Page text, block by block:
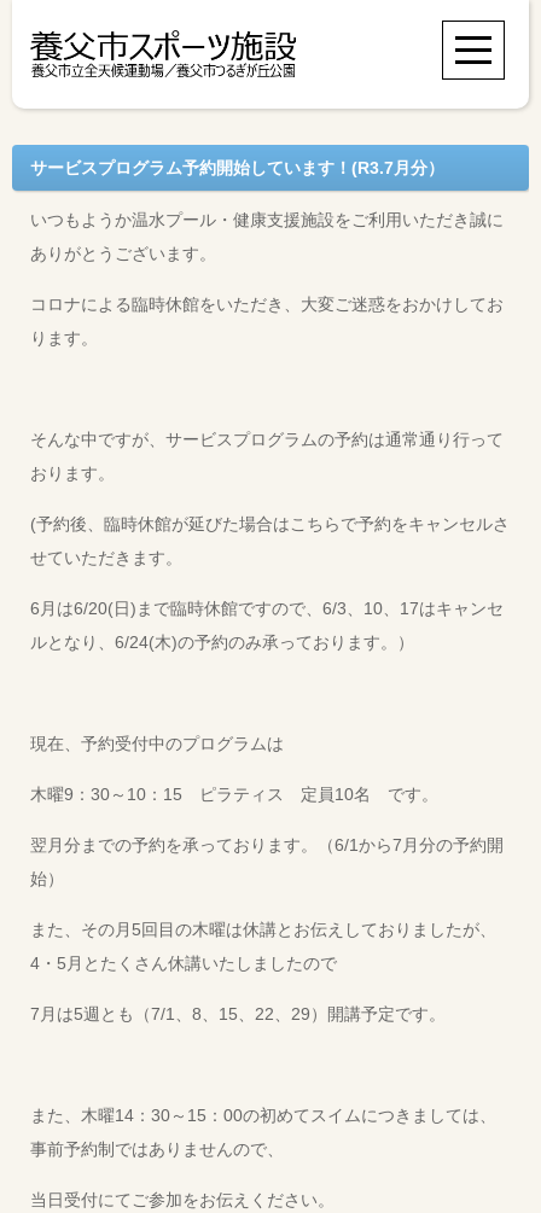
サービスプログラム予約開始しています！(R3.7月分）
いつもようか温水プール・健康支援施設をご利用いただき誠に
ありがとうございます。
コロナによる臨時休館をいただき、大変ご迷惑をおかけしてお
ります。
そんな中ですが、サービスプログラムの予約は通常通り行って
おります。
(予約後、臨時休館が延びた場合はこちらで予約をキャンセルさ
せていただきます。
6月は6/20(日)まで臨時休館ですので、6/3、10、17はキャンセ
ルとなり、6/24(木)の予約のみ承っております。）
現在、予約受付中のプログラムは
木曜9：30～10：15 ピラティス 定員10名 です。
翌月分までの予約を承っております。（6/1から7月分の予約開
始）
また、その月5回目の木曜は休講とお伝えしておりましたが、
4・5月とたくさん休講いたしましたので
7月は5週とも（7/1、8、15、22、29）開講予定です。
また、木曜14：30～15：00の初めてスイムにつきましては、
事前予約制ではありませんので、
当日受付にてご参加をお伝えください。